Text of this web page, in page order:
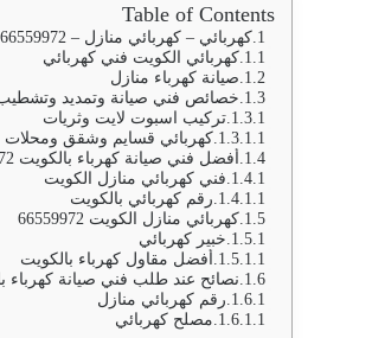
Table of Contents
كهربائي – كهربائي منازل – 66559972 – فني كهربائي – رقم كهربائي – كهربائي منازل – كهربائي الكويت – كهربائي منازل الكويت – كهربجي – فنى كهربائى
كهربائي الكويت فني كهربائي
صيانة كهرباء منازل
خصائص فني صيانة وتمديد
تركيب اسبوت لايت وثريات
كهربائي قسايم وشقق ومحلات
أفضل فني صيانة كهرباء بالكويت 66559972
فني كهربائي منازل الكويت
رقم كهربائي بالكويت
كهربائي منازل الكويت 66559972
خبير كهربائي
أفضل مقاول كهرباء بالكويت
نصائح عند طلب فني صيانة كهرباء
رقم كهربائي منازل
مصلح كهربائي